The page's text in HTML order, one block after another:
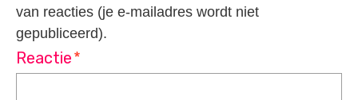
van reacties (je e-mailadres wordt niet
gepubliceerd).
Reactie*